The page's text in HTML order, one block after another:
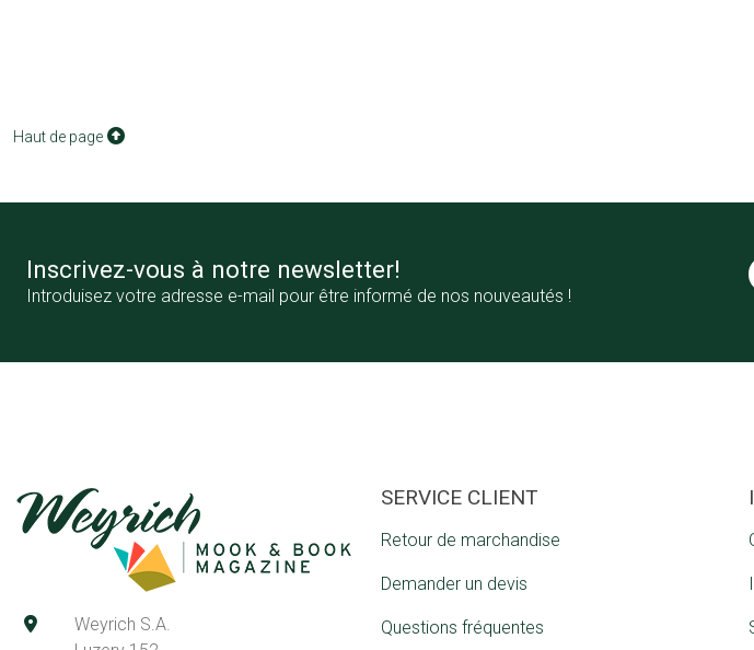
Haut de page
Inscrivez-vous à notre newsletter!
Introduisez votre adresse e-mail pour être informé de nos nouveautés !
Weyrich S.A.
SERVICE CLIENT
Retour de marchandise
Demander un devis
Questions fréquentes